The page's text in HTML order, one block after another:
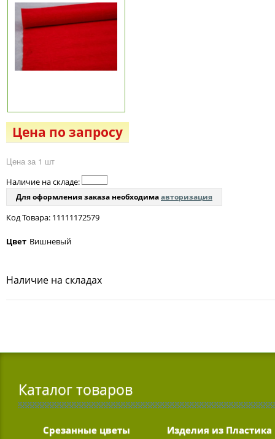
Цена по запросу
Цена за 1 шт
Наличие на складе:
Для оформления заказа необходимаавторизация
Код Товара: 11111172579
Цвет Вишневый
Наличие на складах
Каталог товаров
Срезанные цветы Изделия из Пластика